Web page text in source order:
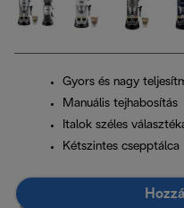
Gyors és nagy
Manuális tejhabosítás
Italok széles
Kétszintes csepptálca